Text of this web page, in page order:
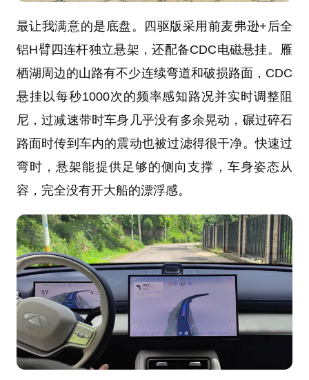
最让我满意的是底盘。四驱版采用前麦弗逊+后全
铝H臂四连杆独立悬架，还配备CDC电磁悬挂。雁
栖湖周边的山路有不少连续弯道和破损路面，CDC
悬挂以每秒1000次的频率感知路况并实时调整阻
尼，过减速带时车身几乎没有多余晃动，碾过碎石
路面时传到车内的震动也被过滤得很干净。快速过
弯时，悬架能提供足够的侧向支撑，车身姿态从
容，完全没有开大船的漂浮感。